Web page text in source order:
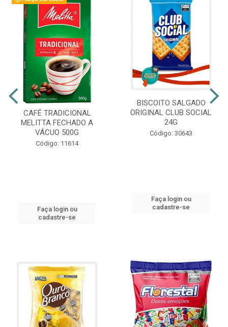
CAFÉ TRADICIONAL
MELITTA FECHADO A
VÁCUO 500G
Código: 11614
Faça login ou
cadastre-se
BISCOITO SALGADO
ORIGINAL CLUB SOCIAL
24G
Código: 30643
Faça login ou
cadastre-se